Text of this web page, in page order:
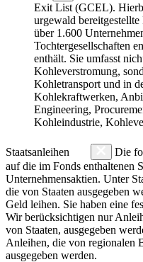
Exit List (GCEL).
urgewald
über 1.600
Tochtergesellschaften
enthält. Sie umfasst
Kohleverstromung,
Kohletransport und in
Kohlekraftwerken,
Engineering,
Kohleindustrie,
Staatsanleihen
Die
auf die im Fonds enthaltenen
Unternehmensaktien. Unter
die von Staaten ausgegeben
Geld leihen. Sie haben eine
Wir berücksichtigen nur
von Staaten, ausgegeben
Anleihen, die von regionalen
ausgegeben werden.